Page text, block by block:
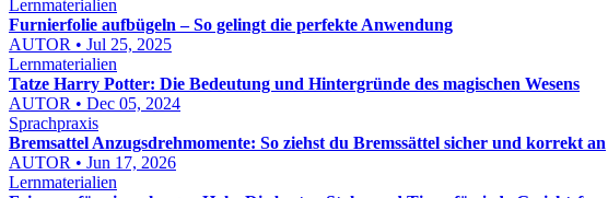
Lernmaterialien
Furnierfolie aufbügeln – So gelingt die perfekte Anwendung
AUTOR • Jul 25, 2025
Lernmaterialien
Tatze Harry Potter: Die Bedeutung und Hintergründe des magischen Wesens
AUTOR • Dec 05, 2024
Sprachpraxis
Bremsattel Anzugsdrehmomente: So ziehst du Bremssättel sicher und korrekt an
AUTOR • Jun 17, 2026
Lernmaterialien